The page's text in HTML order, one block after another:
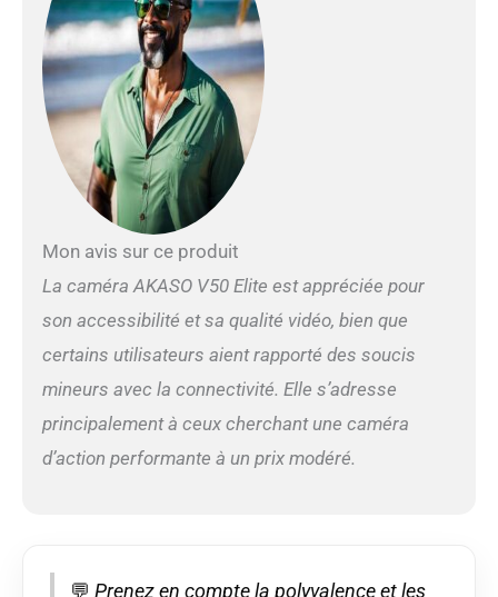
des Images】
Stabilisation
électronique avancée
de l'image (EIS)
intégrée, votre caméra
sport V50 Elite prédit
vos mouvements et
corrige le bougé de la
incroyablement lisses.
Optionnel】 Vous
pouvez régler l'angle de
sport en fonction de
vos besoins entre
Cette caméra sport
dispose également de la
Mon avis sur ce produit
La caméra AKASO V50 Elite est appréciée pour
son accessibilité et sa qualité vidéo, bien que
certains utilisateurs aient rapporté des soucis
mineurs avec la connectivité. Elle s’adresse
principalement à ceux cherchant une caméra
d’action performante à un prix modéré.
💬 Prenez en compte la polyvalence et les